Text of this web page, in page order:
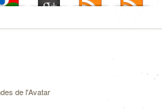
de l'Avatar